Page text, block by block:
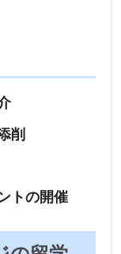
削
トの開催